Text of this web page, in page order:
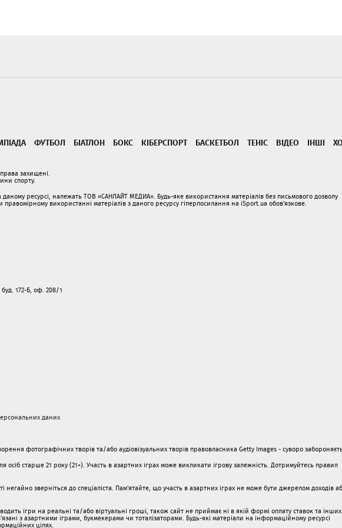
ФУТБОЛ БІАТЛОН БОКС КІБЕРСПОРТ БАСКЕТБОЛ ТЕНІС ВІДЕО ІНШІ
захищені.
спорту.
даному ресурсі, належать ТОВ «САНЛАЙТ МЕДИА». Будь-яке використання матеріалів без письмового дозволу
використанні матеріалів з даного ресурсу гіперпосилання на iSport.ua обов'язкове.
172-Б, оф. 208/1
даних
фотографічних творів та/або аудіовізуальних творів правовласника Getty Images - суворо
осіб старше 21 року (21+). Участь в азартних іграх може викликати ігрову залежність. Дотримуйтесь правил
зверніться до спеціаліста. Пам'ятайте, що участь в азартних іграх не може бути джерелом доходів
ігри на реальні та/або віртуальні гроші, також сайт не приймає ні в якій формі оплату ставок та інших
з азартними іграми, букмекерами чи тоталізаторами. Будь-які матеріали на інформаційному ресурсі
цілях.